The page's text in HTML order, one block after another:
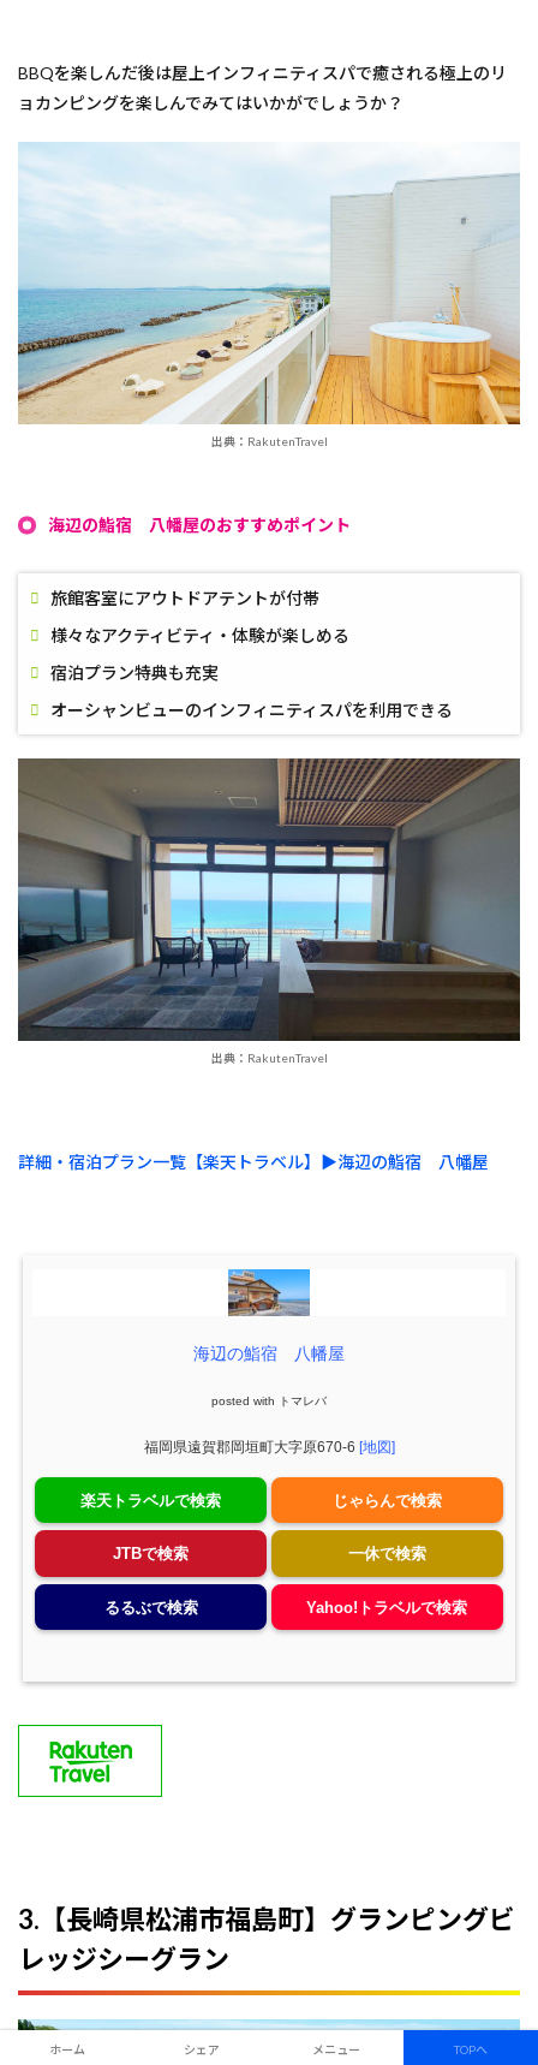
BBQを楽しんだ後は屋上インフィニティスパで癒される極上のリ
ョカンピングを楽しんでみてはいかがでしょうか？
出典：RakutenTravel
海辺の鮨宿 八幡屋のおすすめポイント
旅館客室にアウトドアテントが付帯
様々なアクティビティ・体験が楽しめる
宿泊プラン特典も充実
オーシャンビューのインフィニティスパを利用できる
出典：RakutenTravel
詳細・宿泊プラン一覧【楽天トラベル】▶︎海辺の鮨宿 八幡屋
海辺の鮨宿 八幡屋
posted with トマレバ
福岡県遠賀郡岡垣町大字原670-6 [地図]
楽天トラベルで検索 じゃらんで検索
JTBで検索 一休で検索
るるぶで検索 Yahoo!トラベルで検索
3.【長崎県松浦市福島町】グランピングビ
レッジシーグラン
ホーム シェア メニュー TOPへ